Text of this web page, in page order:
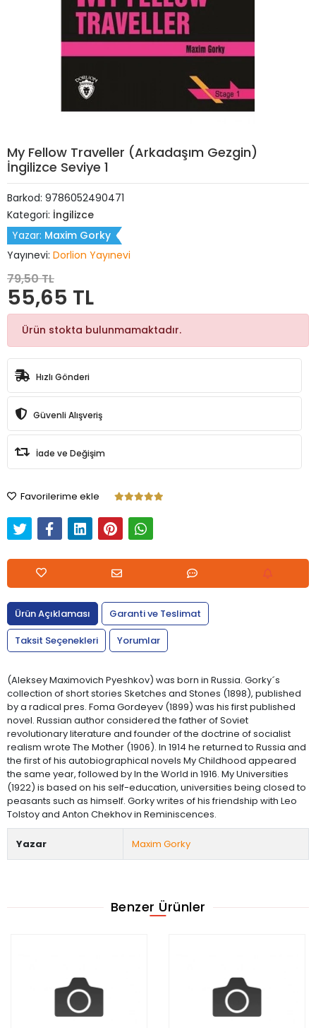
My Fellow Traveller (Arkadaşım Gezgin)
İngilizce Seviye 1
Barkod: 9786052490471
Kategori: İngilizce
Yazar: Maxim Gorky
Yayınevi: Dorlion Yayınevi
79,50 TL
55,65 TL
Ürün stokta bulunmamaktadır.
Hızlı Gönderi
Güvenli Alışveriş
İade ve Değişim
Favorilerime ekle
Ürün Açıklaması
Garanti ve Teslimat
Taksit Seçenekleri
Yorumlar
(Aleksey Maximovich Pyeshkov) was born in Russia. Gorky´s
collection of short stories Sketches and Stones (1898), published
by a radical pres. Foma Gordeyev (1899) was his first published
novel. Russian author considered the father of Soviet
revolutionary literature and founder of the doctrine of socialist
realism wrote The Mother (1906). In 1914 he returned to Russia and
the first of his autobiographical novels My Childhood appeared
the same year, followed by In the World in 1916. My Universities
(1922) is based on his self-education, universities being closed to
peasants such as himself. Gorky writes of his friendship with Leo
Tolstoy and Anton Chekhov in Reminiscences.
Yazar Maxim Gorky
Benzer Ürünler